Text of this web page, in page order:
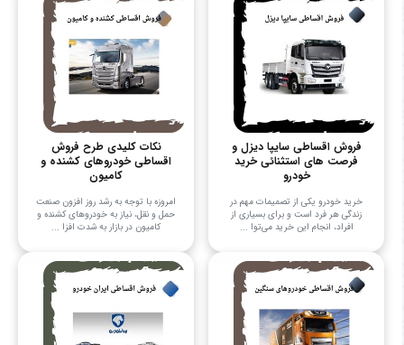
فروش اقساطی سایپا دیزل و
فرصت های استثنائی خرید
خودرو
خرید خودرو یکی از تصمیمات مهم در
زندگی هر فرد است و برای بسیاری از
افراد، انجام این خرید می‌توا ...
نکات کلیدی طرح فروش
اقساطی خودروهای کشنده و
کامیون
امروزه با توجه به رشد روز افزون صنعت
حمل و نقل، نیاز به خودروهای کشنده و
کامیون در بازار به شدت افزا ...